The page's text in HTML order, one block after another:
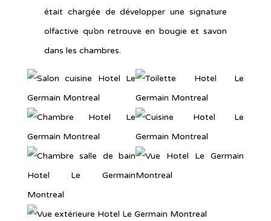
était chargée de développer une signature
olfactive qu’on retrouve en bougie et savon
dans les chambres.